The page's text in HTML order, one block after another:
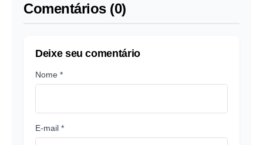
Comentários (0)
Deixe seu comentário
Nome *
E-mail *